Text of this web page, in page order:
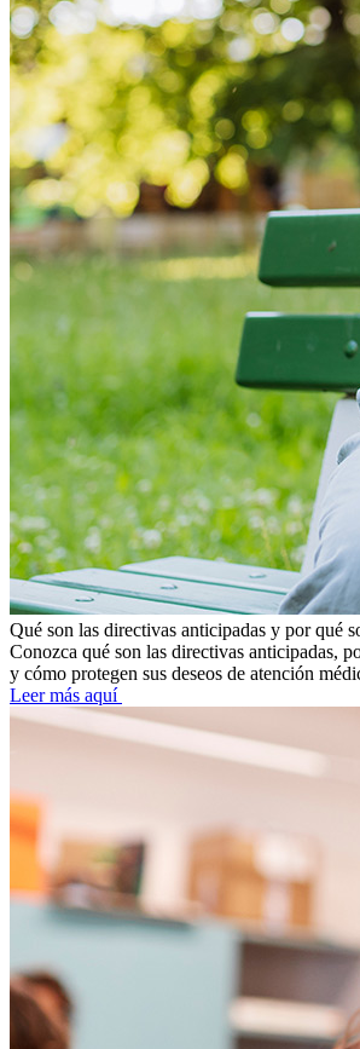
Qué son las directivas anticipadas y por qué
Conozca qué son las directivas anticipadas,
y cómo protegen sus deseos de atención
Leer más aquí